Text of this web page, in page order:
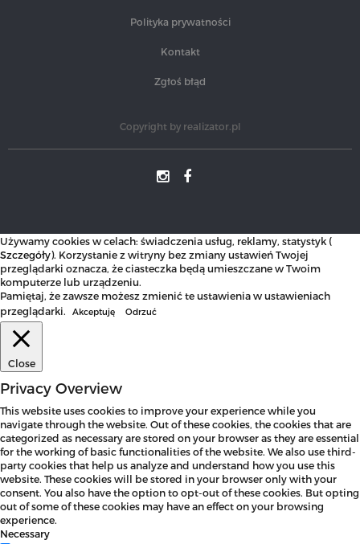
Polityka prywatności
Kontakt
Zgłoś błąd
Copyright by realizator.pl
Używamy cookies w celach: świadczenia usług, reklamy, statystyk (
Szczegóły). Korzystanie z witryny bez zmiany ustawień Twojej
przeglądarki oznacza, że ciasteczka będą umieszczane w Twoim
komputerze lub urządzeniu.
Pamiętaj, że zawsze możesz zmienić te ustawienia w ustawieniach
przeglądarki.
Akceptuję Odrzuć
Close
Privacy Overview
This website uses cookies to improve your experience while you
navigate through the website. Out of these cookies, the cookies that are
categorized as necessary are stored on your browser as they are essential
for the working of basic functionalities of the website. We also use third-
party cookies that help us analyze and understand how you use this
website. These cookies will be stored in your browser only with your
consent. You also have the option to opt-out of these cookies. But opting
out of some of these cookies may have an effect on your browsing
experience.
Necessary